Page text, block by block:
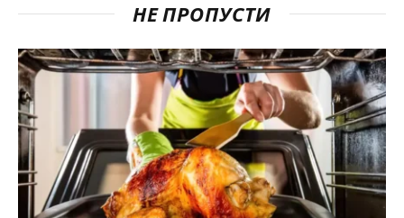
НЕ ПРОПУСТИ